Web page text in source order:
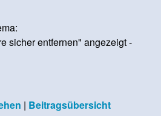
sicher entfernen" angezeigt -
| Beitragsübersicht